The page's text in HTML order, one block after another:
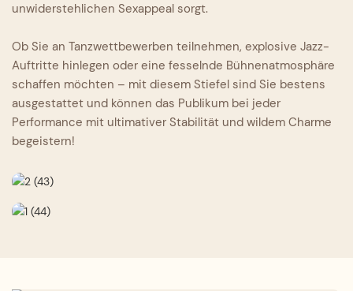
unwiderstehlichen Sexappeal sorgt.
Ob Sie an Tanzwettbewerben teilnehmen, explosive Jazz-
Auftritte hinlegen oder eine fesselnde Bühnenatmosphäre
schaffen möchten – mit diesem Stiefel sind Sie bestens
ausgestattet und können das Publikum bei jeder
Performance mit ultimativer Stabilität und wildem Charme
begeistern!